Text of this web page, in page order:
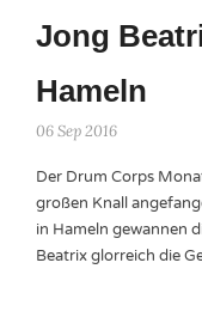
Jong
Hameln
06 Sep 2016
Der Drum Corps
großen Knall
in Hameln gewannen
Beatrix glorreich die